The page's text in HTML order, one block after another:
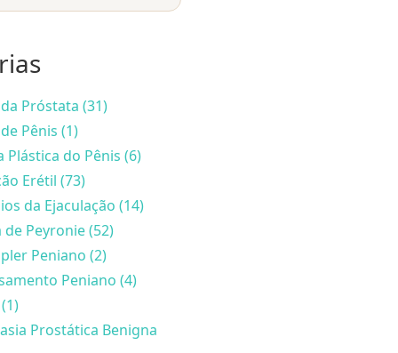
Próstata (31)
Pênis (1)
Plástica do Pênis (6)
Erétil (73)
da Ejaculação (14)
de Peyronie (52)
Peniano (2)
Peniano (4)
Prostática Benigna